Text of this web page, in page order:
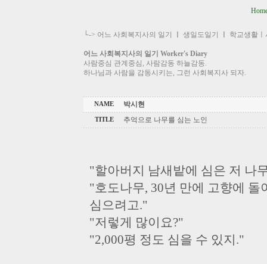
└-> 어느 사회복지사의 일기 생일도일기 학교생활
어느 사회복지사의 일기 Worker's Diary
사람중심 관계중심, 사람감동 하늘감동.
하나님과 사람을 감동시키는, 그런 사회복지사 되자.
NAME 박시현
TITLE 추억으로 나무를 심는 노인
"할아버지 남새밭에 심은 저 나
"호도나무, 30년 만에 고향에
심으려고."
"저렇게 많이요?"
"2,000평 정도 심을 수 있지."